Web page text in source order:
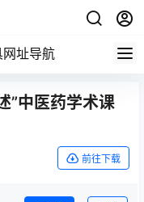
址导航
”中医药学术课
前往下载